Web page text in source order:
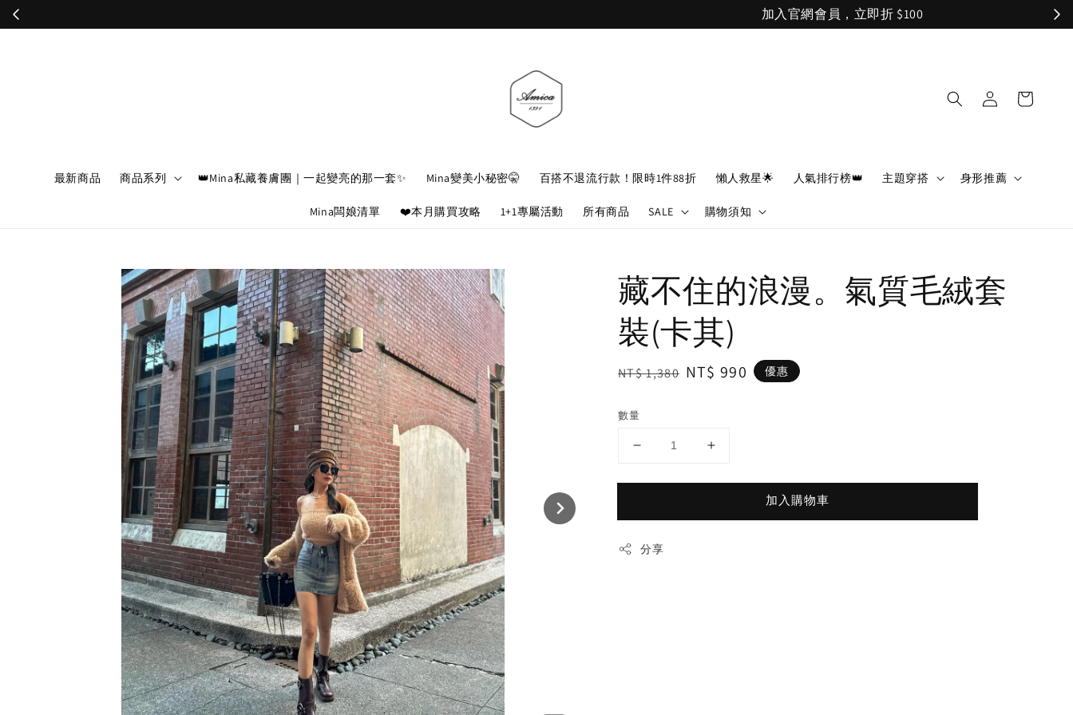
最新商品 商品系列 👑Mina私藏養膚團｜一起變亮的那一套✨ Mina變美小秘密🤫 百搭不退流行款！限時1件88折 懶人救星🌟 人氣排行榜👑 主題穿搭 身形推薦
Mina闆娘清單 ❤️本月購買攻略 1+1專屬活動 所有商品 SALE 購物須知
藏不住的浪漫。氣質毛絨套
裝(卡其)
Regular
NT$ 1,380 Sale
NT$ 990 優惠
數量
加入購物車
分享